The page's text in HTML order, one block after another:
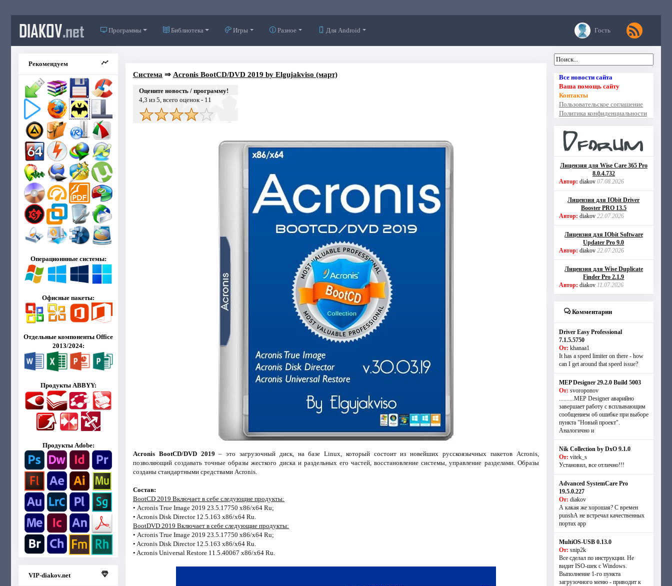
DIAKOV.net Программы Библиотека Игры Разное Для Android Гость
Рекомендуем
Операционнные системы:
Офисные пакеты:
Отдельные компоненты Office
2013/2024:
Продукты ABBYY:
Продукты Adobe:
VIP-diakov.net
Система ⇒ Acronis BootCD/DVD 2019 by Elgujakviso (март)
Оцените новость / программу!
4,3 из 5, всего оценок - 11
Acronis BootCD/DVD 2019 – это загрузочный диск, на базе Linux, который состоит из новейших русскоязычных пакетов Acronis,
позволяющий создавать точные образы жесткого диска и раздельных его частей, восстановление системы, управление разделами. Образы
созданы стандартными средствами Acronis.
Состав:
BootCD 2019 Включает в себе следующие продукты:
• Acronis True Image 2019 23.5.17750 x86/x64 Ru;
• Acronis Disk Director 12.5.163 x86/x64 Ru.
BootDVD 2019 Включает в себе следующие продукты:
• Acronis True Image 2019 23.5.17750 x86/x64 Ru;
• Acronis Disk Director 12.5.163 x86/x64 Ru.
• Acronis Universal Restore 11.5.40067 x86/x64 Ru.
Все новости сайта
Ваша помощь сайту
Контакты
Пользовательское соглашение
Политика конфиденциальности
Лицензия для Wise Care 365 Pro
8.0.4.732
Автор: diakov 07.08.2026
Лицензия для IObit Driver
Booster PRO 13.5
Автор: diakov 22.07.2026
Лицензия для IObit Software
Updater Pro 9.0
Автор: diakov 22.07.2026
Лицензия для Wise Duplicate
Finder Pro 2.1.9
Автор: diakov 11.07.2026
Комментарии
Driver Easy Professional
7.1.5.5750
От: khanaa1
It has a speed limiter on there - how
can I get around that speed issue?
MEP Designer 29.2.0 Build 5003
От: svoroponov
..........MEP Designer аварийно
завершает работу с всплывающим
сообщением об ошибке при выборе
пункта "Новый проект".
Аналогично и
Nik Collection by DxO 9.1.0
От: vitek_s
Установил, все отлично!!!
Advanced SystemCare Pro
19.5.0.227
От: diakov
А какая же хорошая? С времен
punshА не встречал качественных
портах app
MultiOS-USB 0.13.0
От: snip2k
Все сделал по инструкции. Не
видит ISO-шек с Windows.
Выполнение 1-го пункта
загрузочного меню - приводит к